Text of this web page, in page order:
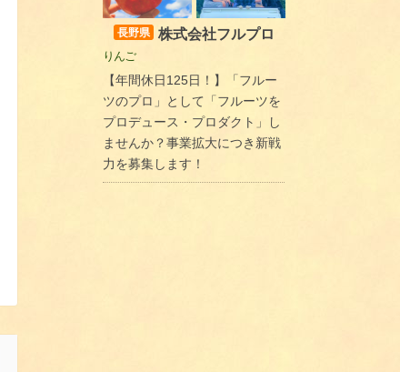
長野県 株式会社フルプロ
りんご
【年間休日125日！】「フルー
ツのプロ」として「フルーツを
プロデュース・プロダクト」し
ませんか？事業拡大につき新戦
力を募集します！